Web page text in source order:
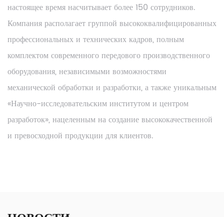
настоящее время насчитывает более 150 сотрудников.
Компания располагает группой высококвалифицированных
профессиональных и технических кадров, полным
комплектом современного передового производственного
оборудования, независимыми возможностями
механической обработки и разработки, а также уникальным
«Научно-исследовательским институтом и центром
разработок», нацеленным на создание высококачественной
и превосходной продукции для клиентов.